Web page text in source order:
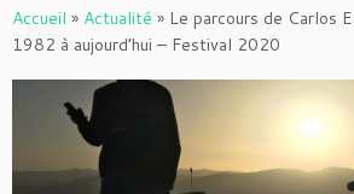
au
contenu
Accueil » Actualité » Le parcours de Carlos
1982 à aujourd’hui – Festival 2020